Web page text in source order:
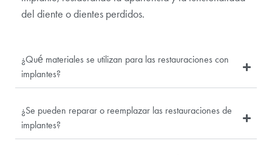
del diente o dientes perdidos.
¿Qué materiales se utilizan para las restauraciones con
implantes?
¿Se pueden reparar o reemplazar las restauraciones de
implantes?